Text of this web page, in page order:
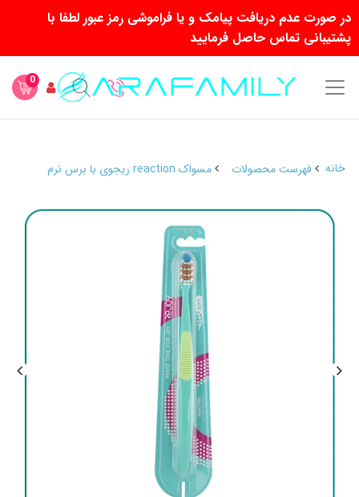
در صورت عدم دریافت پیامک و یا فراموشی رمز عبور لطفا با
پشتیبانی تماس حاصل فرمایید
0
خانه فهرست محصولات مسواک reaction ریجوی با برس نرم